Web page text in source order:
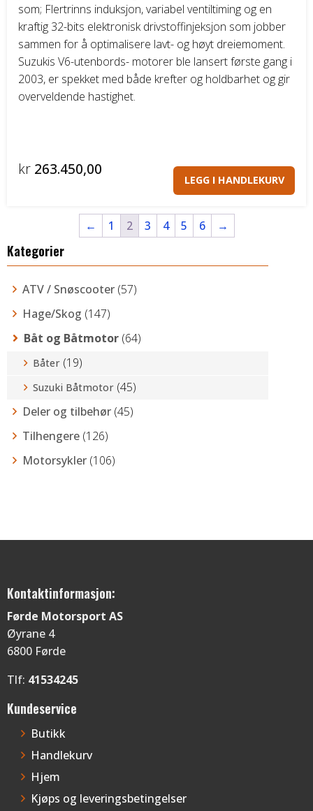
som; Flertrinns induksjon, variabel ventiltiming og en
kraftig 32-bits elektronisk drivstoffinjeksjon som jobber
sammen for å optimalisere lavt- og høyt dreiemoment.
Suzukis V6-utenbords- motorer ble lansert første gang i
2003, er spekket med både krefter og holdbarhet og gir
overveldende hastighet.
kr 263.450,00
LEGG I HANDLEKURV
← 1 2 3 4 5 6 →
Kategorier
ATV / Snøscooter (57)
Hage/Skog (147)
Båt og Båtmotor (64)
Båter (19)
Suzuki Båtmotor (45)
Deler og tilbehør (45)
Tilhengere (126)
Motorsykler (106)
Kontaktinformasjon:
Førde Motorsport AS
Øyrane 4
6800 Førde
Tlf: 41534245
Kundeservice
Butikk
Handlekurv
Hjem
Kjøps og leveringsbetingelser